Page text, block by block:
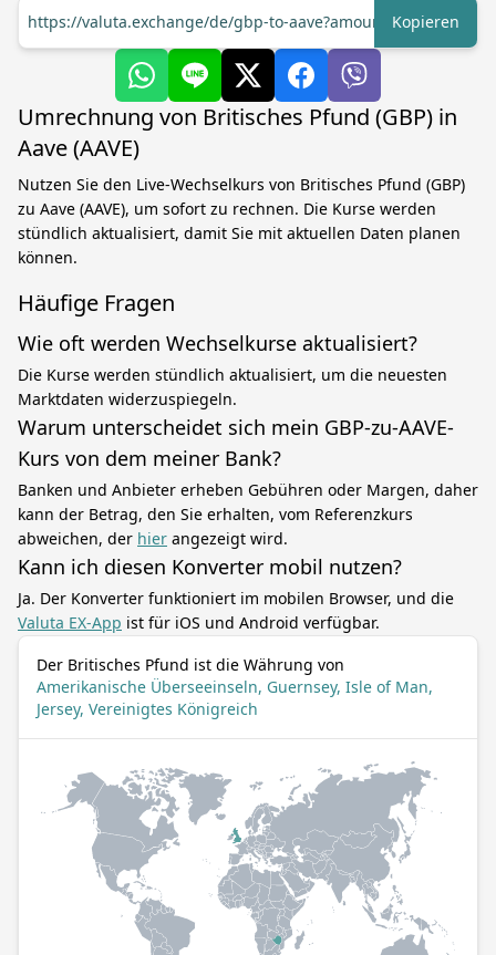
https://valuta.exchange/de/gbp-to-aave?amount=1Kopieren
Umrechnung von Britisches Pfund (GBP) in
Aave (AAVE)
Nutzen Sie den Live-Wechselkurs von Britisches Pfund (GBP)
zu Aave (AAVE), um sofort zu rechnen. Die Kurse werden
stündlich aktualisiert, damit Sie mit aktuellen Daten planen
können.
Häufige Fragen
Wie oft werden Wechselkurse aktualisiert?
Die Kurse werden stündlich aktualisiert, um die neuesten
Marktdaten widerzuspiegeln.
Warum unterscheidet sich mein GBP-zu-AAVE-
Kurs von dem meiner Bank?
Banken und Anbieter erheben Gebühren oder Margen, daher
kann der Betrag, den Sie erhalten, vom Referenzkurs
abweichen, der hier angezeigt wird.
Kann ich diesen Konverter mobil nutzen?
Ja. Der Konverter funktioniert im mobilen Browser, und die
Valuta EX-App ist für iOS und Android verfügbar.
Der Britisches Pfund ist die Währung von
Amerikanische Überseeinseln, Guernsey, Isle of Man,
Jersey, Vereinigtes Königreich